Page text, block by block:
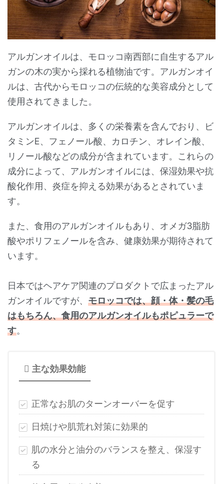
アルガンオイルは、モロッコ南西部に自生するアル
ガンの木の実から採れる植物油です。アルガンオイ
ルは、古代からモロッコの伝統的な美容成分として
使用されてきました。
アルガンオイルは、多くの栄養素を含んでおり、ビ
タミンE、フェノール酸、カロチン、オレイン酸、
リノール酸などの成分が含まれています。これらの
成分によって、アルガンオイルには、保湿効果や抗
酸化作用、炎症を抑える効果があるとされていま
す。
また、食用のアルガンオイルもあり、オメガ3脂肪
酸やポリフェノールを含み、健康効果が期待されて
います。
日本ではヘアケア関連のプロダクトで広まったアル
ガンオイルですが、 モロッコでは、顔・体・髪の毛
はもちろん、食用のアルガンオイルもポピュラーで
す。
主な効果効能
正常なお肌のターンオーバーを促す
日焼けや肌荒れ対策に効果的
肌の水分と油分のバランスを整え、保湿す
る